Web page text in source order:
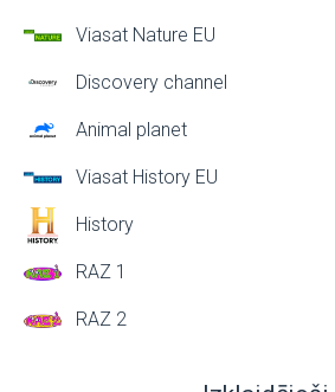
Viasat Nature EU
Discovery channel
Animal planet
Viasat History EU
History
RAZ 1
RAZ 2